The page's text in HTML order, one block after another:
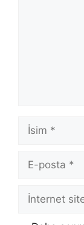
İsim
posta
İnternet